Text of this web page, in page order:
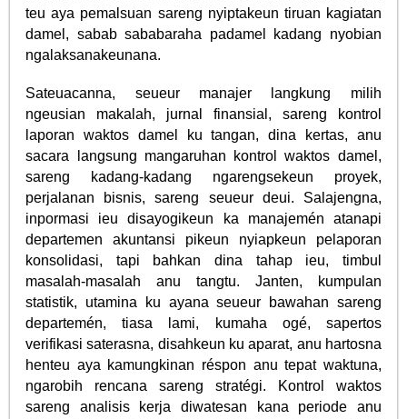
teu aya pemalsuan sareng nyiptakeun tiruan kagiatan
damel, sabab sababaraha padamel kadang nyobian
ngalaksanakeunana.
Sateuacanna, seueur manajer langkung milih
ngeusian makalah, jurnal finansial, sareng kontrol
laporan waktos damel ku tangan, dina kertas, anu
sacara langsung mangaruhan kontrol waktos damel,
sareng kadang-kadang ngarengsekeun proyek,
perjalanan bisnis, sareng seueur deui. Salajengna,
inpormasi ieu disayogikeun ka manajemén atanapi
departemen akuntansi pikeun nyiapkeun pelaporan
konsolidasi, tapi bahkan dina tahap ieu, timbul
masalah-masalah anu tangtu. Janten, kumpulan
statistik, utamina ku ayana seueur bawahan sareng
departemén, tiasa lami, kumaha ogé, sapertos
verifikasi saterasna, disahkeun ku aparat, anu hartosna
henteu aya kamungkinan réspon anu tepat waktuna,
ngarobih rencana sareng stratégi. Kontrol waktos
sareng analisis kerja diwatesan kana periode anu